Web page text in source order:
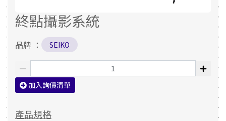
終點攝影系統
品牌 ： SEIKO
加入詢價清單
產品規格